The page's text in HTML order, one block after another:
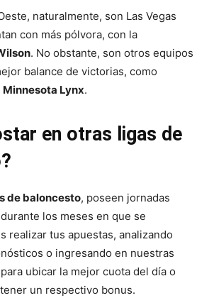
naturalmente, son Las Vegas
con más pólvora, con la
. No obstante, son otros equipos
balance de victorias, como
Minnesota Lynx.
en otras ligas de
de baloncesto, poseen jornadas
los meses en que se
realizar tus apuestas, analizando
o ingresando en nuestras
ubicar la mejor cuota del día o
un respectivo bonus.